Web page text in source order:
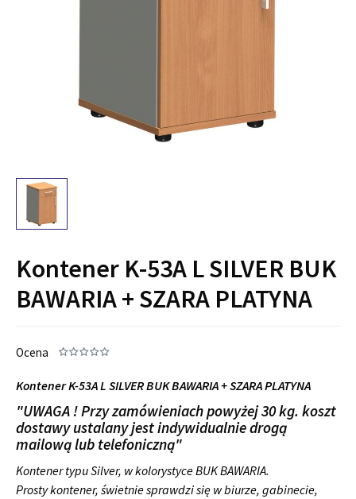
Kontener K-53A L SILVER BUK
BAWARIA + SZARA PLATYNA
Ocena
Kontener K-53A L SILVER BUK BAWARIA + SZARA PLATYNA
"UWAGA ! Przy zamówieniach powyżej 30 kg. koszt
dostawy ustalany jest indywidualnie drogą
mailową lub telefoniczną"
Kontener typu Silver, w kolorystyce BUK BAWARIA.
Prosty kontener, świetnie sprawdzi się w biurze, gabinecie,